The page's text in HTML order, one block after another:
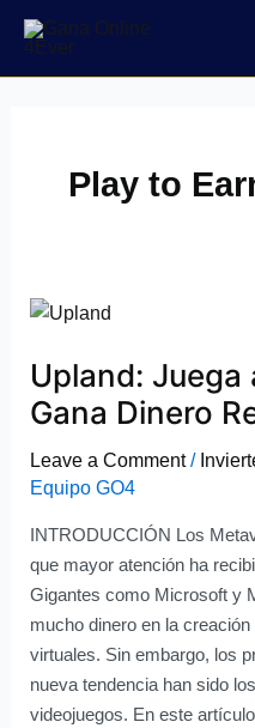
content
Play to
Upland:
Gana Dinero
Leave a Comment /
Equipo GO4
INTRODUCCIÓN Los
que mayor atención ha
Gigantes como Microsoft y
mucho dinero en la
virtuales. Sin embargo, los
nueva tendencia han sido
videojuegos. En este
Upland:
al
Monopolio
y
Gana
Dinero